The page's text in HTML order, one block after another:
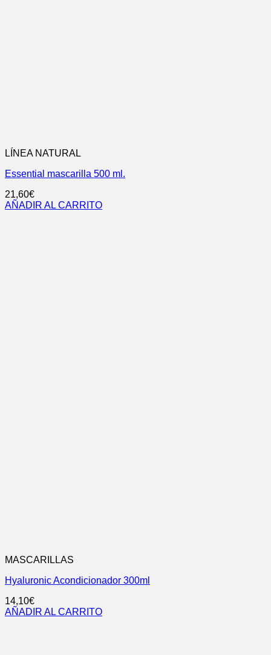
LÍNEA NATURAL
Essential mascarilla 500 ml.
21,60€
AÑADIR AL CARRITO
MASCARILLAS
Hyaluronic Acondicionador 300ml
14,10€
AÑADIR AL CARRITO